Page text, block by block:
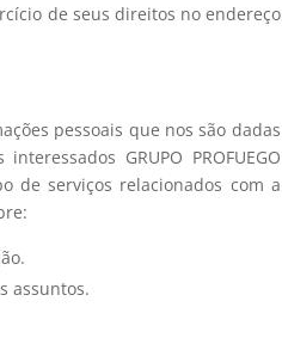
de seus direitos no endereço
pessoais que nos são dadas
​​GRUPO PROFUEGO
de serviços relacionados com a
assuntos.